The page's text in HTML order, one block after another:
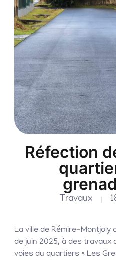
Réfection
Travaux
La ville de Rémire-Montjoly
de juin 2025, à des travaux
voies du quartiers « Les